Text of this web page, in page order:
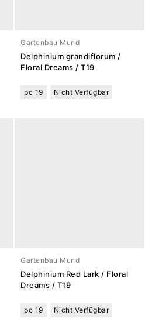
Gartenbau Mund
Delphinium grandiflorum /
Floral Dreams / T19
pc 19 Nicht Verfügbar
Gartenbau Mund
Delphinium Red Lark / Floral
Dreams / T19
pc 19 Nicht Verfügbar